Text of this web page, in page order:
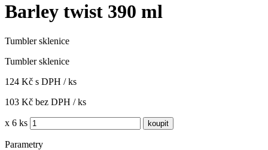
Barley twist 390 ml
Tumbler sklenice
Tumbler sklenice
124 Kč s DPH / ks
103 Kč bez DPH / ks
x 6 ks
Parametry